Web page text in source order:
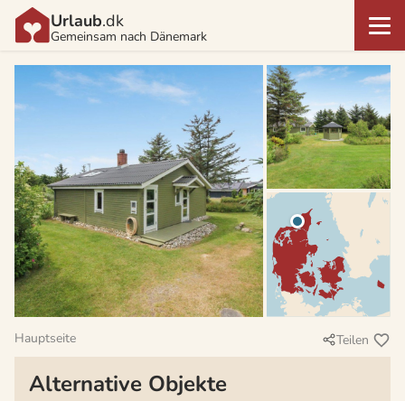
Urlaub.dk
Gemeinsam nach Dänemark
Hauptseite Teilen
Alternative Objekte